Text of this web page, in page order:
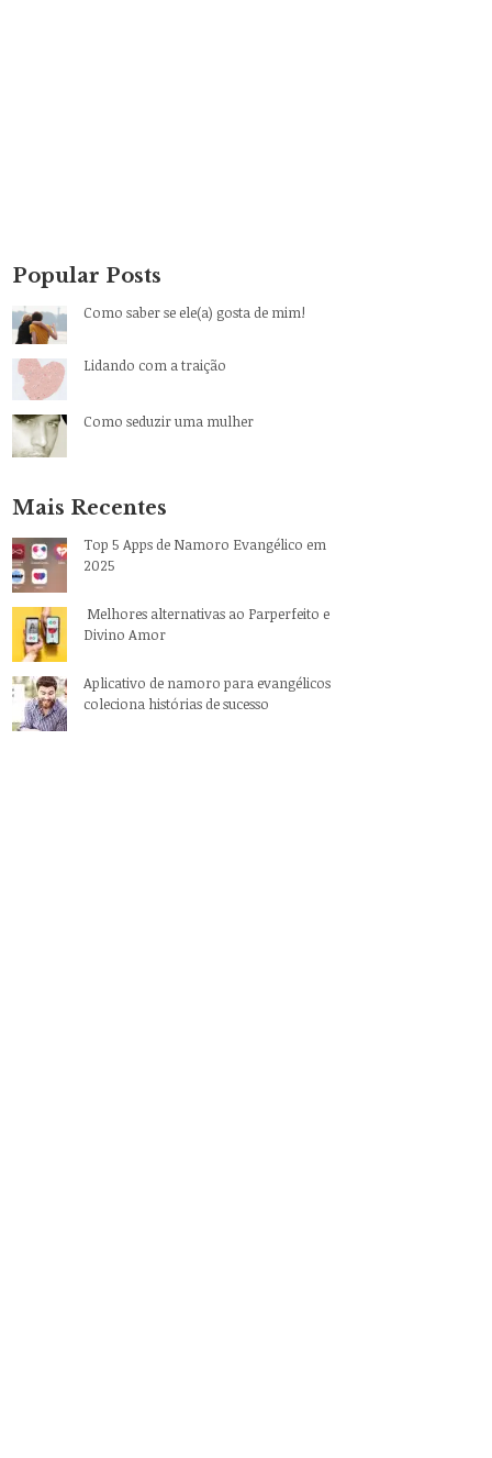
Popular Posts
Como saber se ele(a) gosta de mim!
Lidando com a traição
Como seduzir uma mulher
Mais Recentes
Top 5 Apps de Namoro Evangélico em
2025
Melhores alternativas ao Parperfeito e
Divino Amor
Aplicativo de namoro para evangélicos
coleciona histórias de sucesso